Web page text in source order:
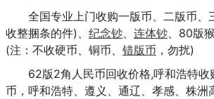
全国专业上门收购一版币、二版币、
收整捆条的件)、 纪念钞 连体钞 、80版
(注：不收硬币、铜币、 错版币 ，勿扰)
62版2角人民币回收价格,呼和浩特收
币，呼和浩特、遵义、通辽、孝感、株洲